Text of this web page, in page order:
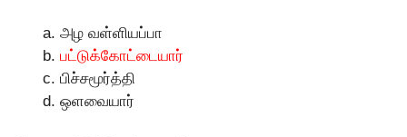
அழ வள்ளியப்பா
பட்டுக்கோட்டையார்
பிச்சமூர்த்தி
ஒளவையார்